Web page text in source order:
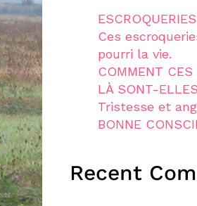
Ces
pourri la vie.
COMMENT
LÀ SONT-
Tristesse et
BONNE
Recent